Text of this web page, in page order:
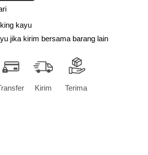
kayu
jika kirim bersama barang lain
Kirim Terima